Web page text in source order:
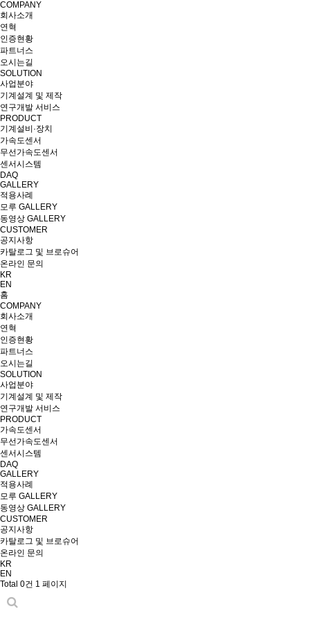
COMPANY
회사소개
연혁
인증현황
파트너스
오시는길
SOLUTION
사업분야
기계설계 및 제작
연구개발 서비스
PRODUCT
기계설비·장치
가속도센서
무선가속도센서
센서시스템
DAQ
GALLERY
적용사례
모루 GALLERY
동영상 GALLERY
CUSTOMER
공지사항
카탈로그 및 브로슈어
온라인 문의
KR
EN
홈
COMPANY
회사소개
연혁
인증현황
파트너스
오시는길
SOLUTION
사업분야
기계설계 및 제작
연구개발 서비스
PRODUCT
가속도센서
무선가속도센서
센서시스템
DAQ
GALLERY
적용사례
모루 GALLERY
동영상 GALLERY
CUSTOMER
공지사항
카탈로그 및 브로슈어
온라인 문의
KR
EN
Total 0건 1 페이지